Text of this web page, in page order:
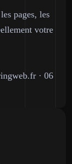
pages, les
votre
· 06